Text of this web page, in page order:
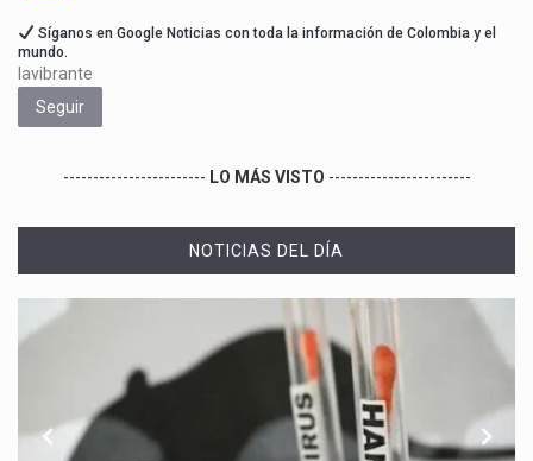
Síganos en Google Noticias con toda la información de Colombia y el
mundo.
lavibrante
Seguir
------------------------ LO MÁS VISTO ------------------------
NOTICIAS DEL DÍA